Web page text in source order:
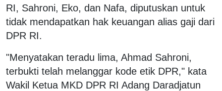
RI, Sahroni, Eko, dan Nafa, diputuskan untuk
tidak mendapatkan hak keuangan alias gaji dari
DPR RI.
"Menyatakan teradu lima, Ahmad Sahroni,
terbukti telah melanggar kode etik DPR," kata
Wakil Ketua MKD DPR RI Adang Daradjatun